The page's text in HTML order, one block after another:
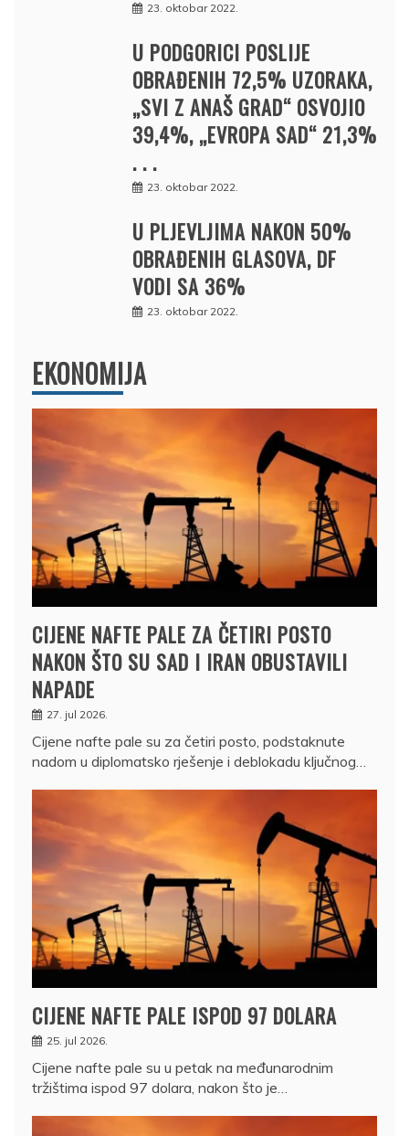
23. oktobar 2022.
U PODGORICI POSLIJE
OBRAĐENIH 72,5% UZORAKA,
„SVI Z ANAŠ GRAD“ OSVOJIO
39,4%, „EVROPA SAD“ 21,3%
. . .
23. oktobar 2022.
U PLJEVLJIMA NAKON 50%
OBRAĐENIH GLASOVA, DF
VODI SA 36%
23. oktobar 2022.
EKONOMIJA
CIJENE NAFTE PALE ZA ČETIRI POSTO
NAKON ŠTO SU SAD I IRAN OBUSTAVILI
NAPADE
27. jul 2026.
Cijene nafte pale su za četiri posto, podstaknute
nadom u diplomatsko rješenje i deblokadu ključnog…
CIJENE NAFTE PALE ISPOD 97 DOLARA
25. jul 2026.
Cijene nafte pale su u petak na međunarodnim
tržištima ispod 97 dolara, nakon što je…